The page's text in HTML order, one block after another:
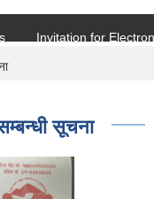
Invitation for Electronic
सूचना